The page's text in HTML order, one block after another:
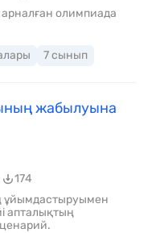
арналған олимпиада
7 сынып
жабылуына
174
ұйымдастыруымен
апталықтың